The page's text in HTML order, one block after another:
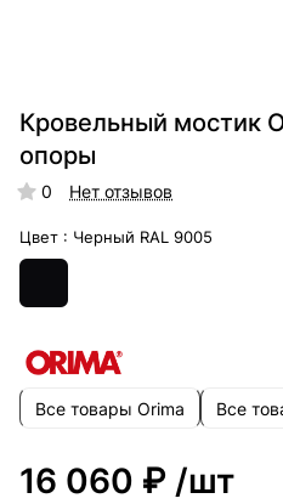
Кровельный мостик
опоры
0 Нет отзывов
Цвет : Черный RAL 9005
Все товары Orima Все
16 060 ₽ /шт